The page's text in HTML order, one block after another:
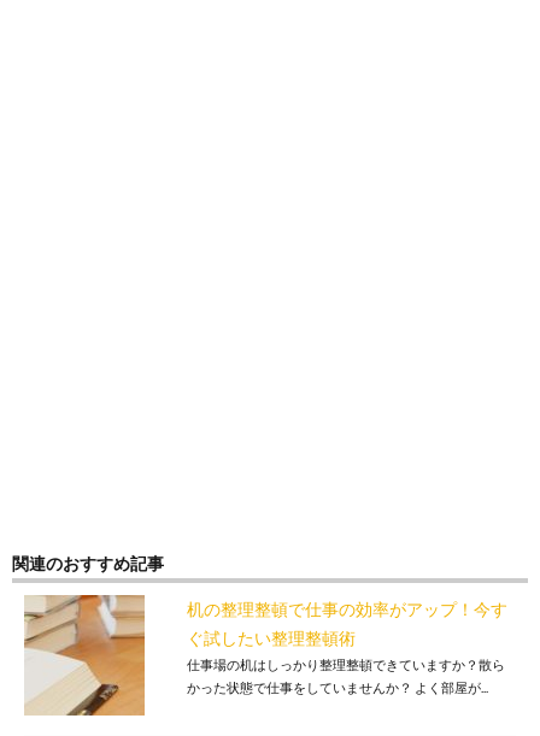
関連のおすすめ記事
机の整理整頓で仕事の効率がアップ！今す
ぐ試したい整理整頓術
仕事場の机はしっかり整理整頓できていますか？散ら
かった状態で仕事をしていませんか？ よく部屋が...